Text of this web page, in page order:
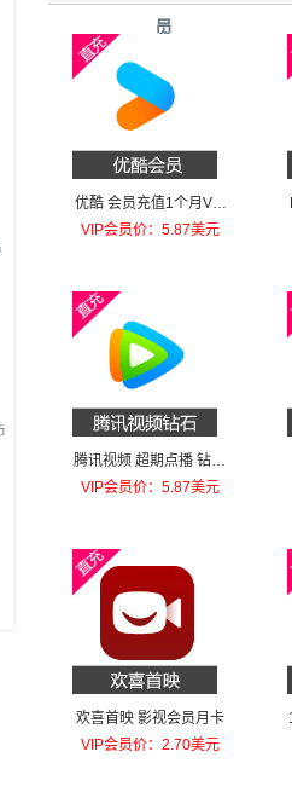
员
优酷 会员充值1个月VIP
会员
VIP会员价：5.87美元
腾讯视频 超期点播 钻石
30钻
VIP会员价：5.87美元
欢喜首映 影视会员月卡
VIP会员价：2.70美元